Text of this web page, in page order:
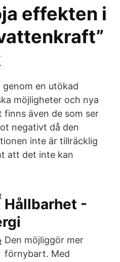
effekten i
en utökad
möjligheter och nya
finns även de som ser
negativt då den
inte är tillräcklig
att det inte kan
Hållbarhet -
Den möjliggör mer
förnybart. Med